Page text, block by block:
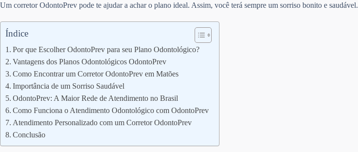
Um corretor OdontoPrev pode te ajudar a achar o plano ideal. Assim, você terá sempre um sorriso bonito e saudável.
Índice
Por que Escolher OdontoPrev para seu Plano Odontológico?
Vantagens dos Planos Odontológicos OdontoPrev
Como Encontrar um Corretor OdontoPrev em Matões
Importância de um Sorriso Saudável
OdontoPrev: A Maior Rede de Atendimento no Brasil
Como Funciona o Atendimento Odontológico com OdontoPrev
Atendimento Personalizado com um Corretor OdontoPrev
Conclusão